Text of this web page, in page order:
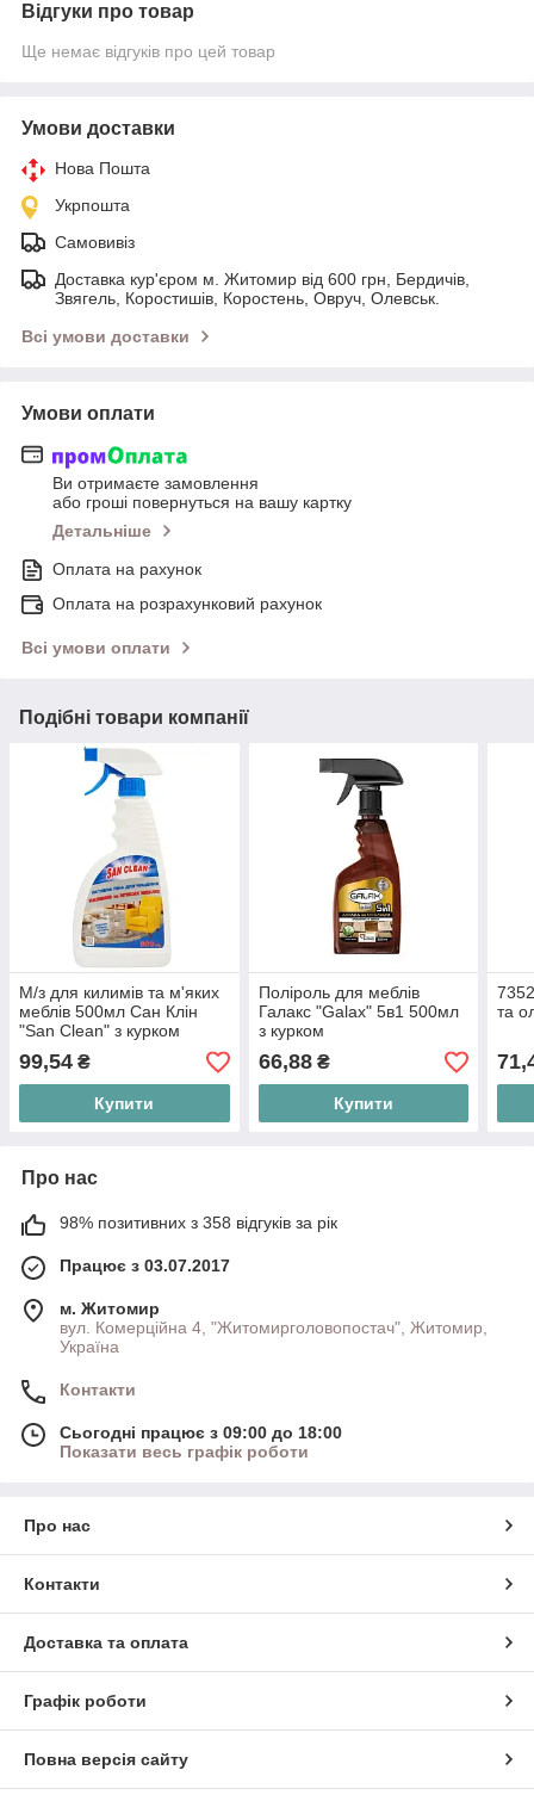
Відгуки про товар
Ще немає відгуків про цей товар
Умови доставки
Нова Пошта
Укрпошта
Самовивіз
Доставка кур'єром м. Житомир від 600 грн, Бердичів,
Звягель, Коростишів, Коростень, Овруч, Олевськ.
Всі умови доставки
Умови оплати
Ви отримаєте замовлення
або гроші повернуться на вашу картку
Детальніше
Оплата на рахунок
Оплата на розрахунковий рахунок
Всі умови оплати
Подібні товари компанії
М/з для килимів та м'яких
меблів 500мл Сан Клін
"San Clean" з курком
99,54 ₴
Купити
Поліроль для меблів
Галакс "Galax" 5в1 500мл
з курком
66,88₴
Купити
та
Про нас
98% позитивних з 358 відгуків за рік
Працює з 03.07.2017
м. Житомир
вул. Комерційна 4, "Житомирголовопостач", Житомир,
Україна
Контакти
Сьогодні працює з 09:00 до 18:00
Показати весь графік роботи
Про нас
Контакти
Доставка та оплата
Графік роботи
Повна версія сайту